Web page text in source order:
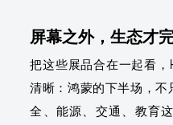
屏幕之外，生态才
把这些展品合在一起看
清晰：鸿蒙的下半场，
全、能源、交通、教育